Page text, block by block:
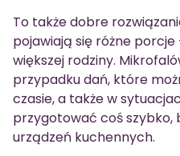
To także dobre
pojawiają się różne
większej rodziny.
przypadku dań, które
czasie, a także w
przygotować coś szybko,
urządzeń kuchennych.